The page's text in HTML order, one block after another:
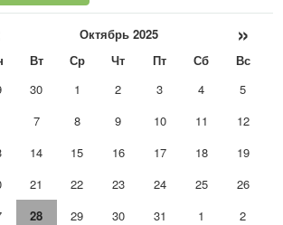
Октябрь 2025 »
Вт Ср Чт Пт Сб
Вс
30 1 2 3 4
5
7 8 9 10 11
12
14 15 16 17 18
19
21 22 23 24 25
26
28 29 30 31 1
2